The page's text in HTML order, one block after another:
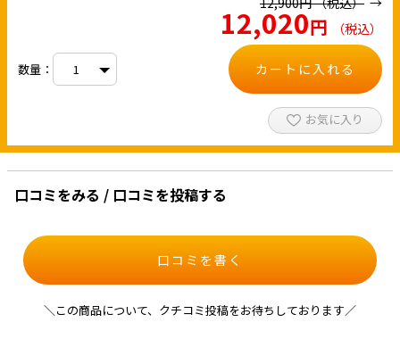
12,020円 （税込）
数量： カートに入れる
お気に入り
口コミをみる / 口コミを投稿する
口コミを書く
＼この商品について、クチコミ投稿をお待ちしております／